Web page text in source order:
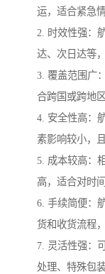
运，适合紧急
2. 时效性强：
达、次日达等
3. 覆盖范围广
合跨国或跨地
4. 安全性高：
素影响较小，
5. 成本较高：
高，适合对时
6. 手续简便：
货和收货流程
7. 灵活性强：
处理、特殊包装